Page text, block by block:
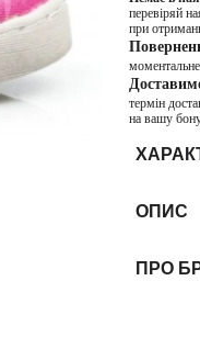
перевіряй
при
термін
на вашу
ОПИС
ПРО